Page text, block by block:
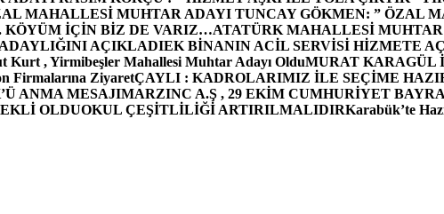
MAHALLESİ MUHTAR ADAYI TUNCAY GÖKMEN: ” ÖZAL
KÖYÜM İÇİN BİZ DE VARIZ…ATATÜRK MAHALLESİ
AÇIKLADIEK BİNANIN ACİL SERVİSİ HİZMETE
Kurt , Yirmibeşler Mahallesi Muhtar Adayı OlduMURAT KARAGÜL
Firmalarına ZiyaretÇAYLI : KADROLARIMIZ İLE SEÇİME
ANMA MESAJIMARZINC A.Ş , 29 EKİM CUMHURİYET
OLDUOKUL ÇEŞİTLİLİĞİ ARTIRILMALIDIRKarabük’te